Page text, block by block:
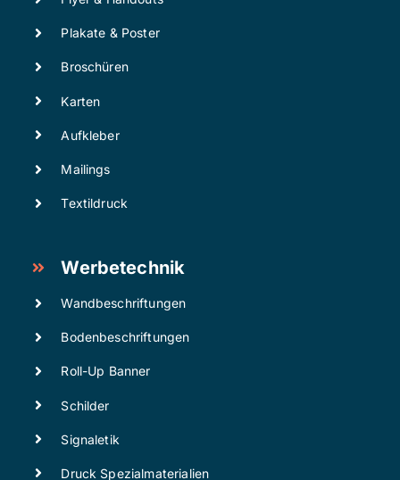
Plakate & Poster
Broschüren
Karten
Aufkleber
Mailings
Textildruck
Werbetechnik
Wandbeschriftungen
Bodenbeschriftungen
Roll-Up Banner
Schilder
Signaletik
Druck Spezialmaterialien